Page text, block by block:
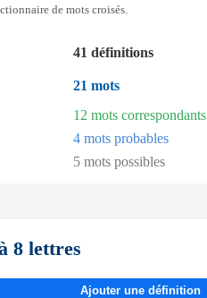
de mots croisés.
41 définitions
21 mots
12 mots correspondants
4 mots probables
5 mots possibles
8 lettres
Ajouter une définition